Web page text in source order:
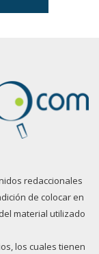
redaccionales
de colocar en
material utilizado
los cuales tienen